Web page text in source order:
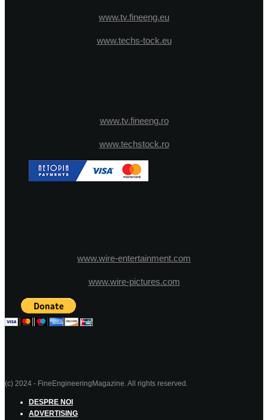
www.tv.fineeng.eu
www.techs-tock.eu
www.tv.fineeng.ro
www.techstock.ro
www.wire-entertainment.com
www.wire-pictures.com
(c) 2024 - FineEngineeringMagazine. All rights reserved.
DESPRE NOI
ADVERTISING